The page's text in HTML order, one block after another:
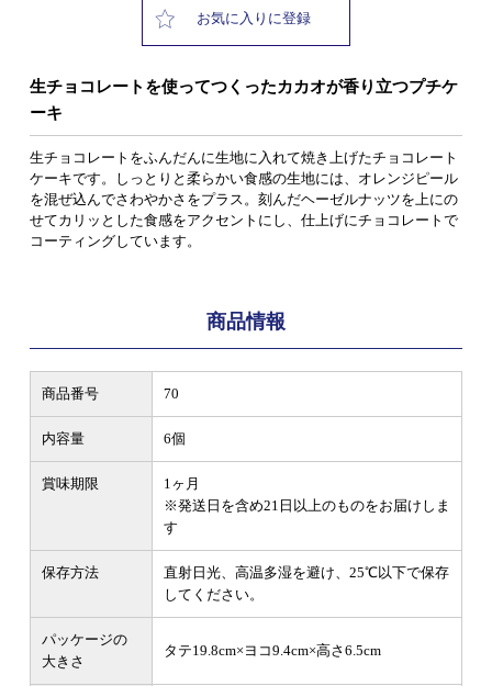
お気に入りに登録
生チョコレートを使ってつくったカカオが香り立つプチケ
ーキ
生チョコレートをふんだんに生地に入れて焼き上げたチョコレート
ケーキです。しっとりと柔らかい食感の生地には、オレンジピール
を混ぜ込んでさわやかさをプラス。刻んだヘーゼルナッツを上にの
せてカリッとした食感をアクセントにし、仕上げにチョコレートで
コーティングしています。
商品情報
商品番号 70
内容量 6個
賞味期限
1ヶ月
※発送日を含め21日以上のものをお届けしま
す
保存方法
直射日光、高温多湿を避け、25℃以下で保存
してください。
パッケージの
大きさ
タテ19.8cm×ヨコ9.4cm×高さ6.5cm